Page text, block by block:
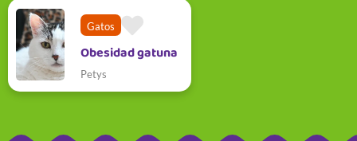
Gatos
Obesidad gatuna
Petys